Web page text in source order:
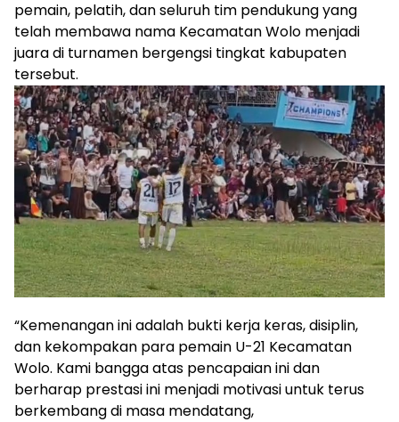
pemain, pelatih, dan seluruh tim pendukung yang
telah membawa nama Kecamatan Wolo menjadi
juara di turnamen bergengsi tingkat kabupaten
tersebut.
“Kemenangan ini adalah bukti kerja keras, disiplin,
dan kekompakan para pemain U-21 Kecamatan
Wolo. Kami bangga atas pencapaian ini dan
berharap prestasi ini menjadi motivasi untuk terus
berkembang di masa mendatang,